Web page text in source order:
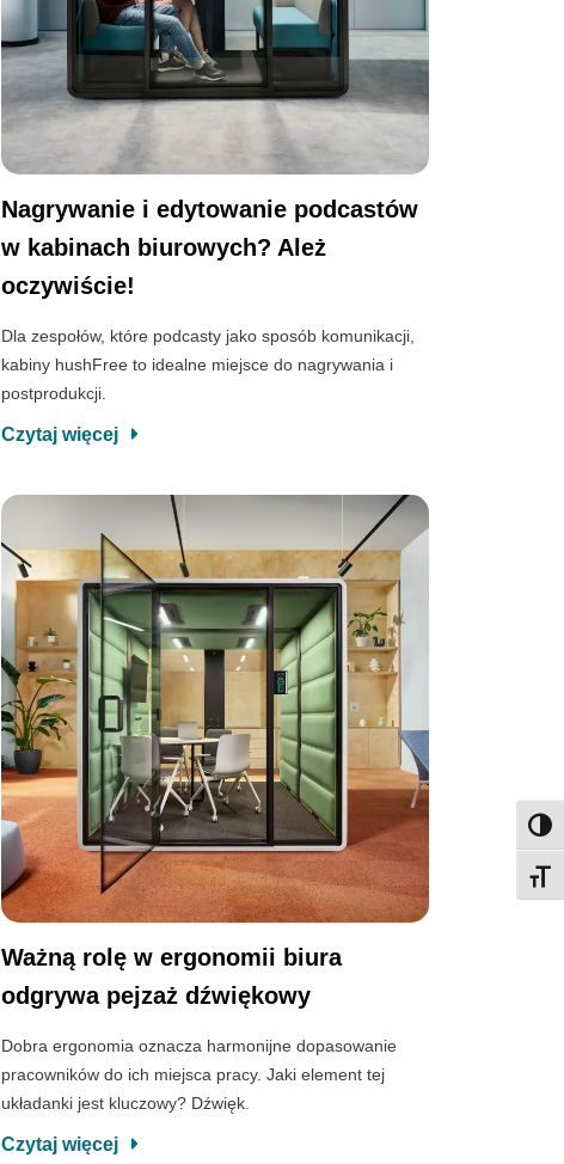
Nagrywanie i edytowanie podcastów
w kabinach biurowych? Ależ
oczywiście!
Dla zespołów, które podcasty jako sposób komunikacji,
kabiny hushFree to idealne miejsce do nagrywania i
postprodukcji.
Czytaj więcej
Ważną rolę w ergonomii biura
odgrywa pejzaż dźwiękowy
Dobra ergonomia oznacza harmonijne dopasowanie
pracowników do ich miejsca pracy. Jaki element tej
układanki jest kluczowy? Dźwięk.
Czytaj więcej